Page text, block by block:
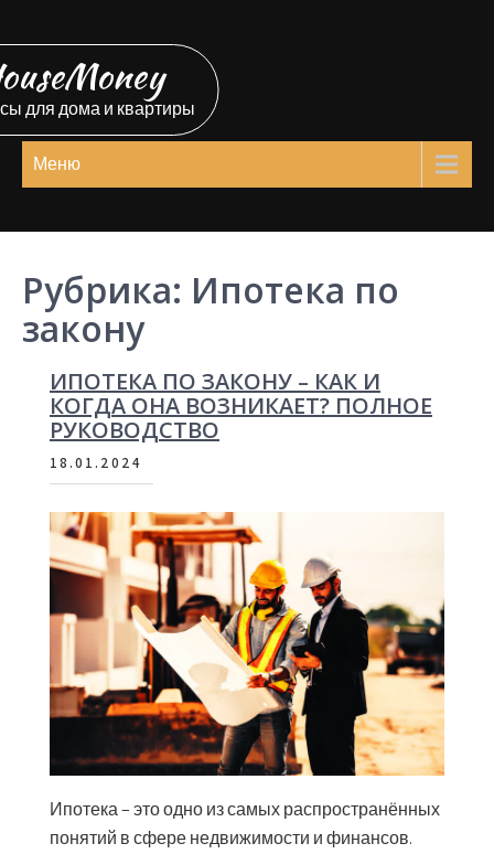
к
содержимому
для дома и квартиры
Меню
Рубрика: Ипотека по
закону
ИПОТЕКА ПО ЗАКОНУ – КАК И
КОГДА ОНА ВОЗНИКАЕТ? ПОЛНОЕ
РУКОВОДСТВО
18.01.2024
Ипотека – это одно из самых распространённых
понятий в сфере недвижимости и финансов.